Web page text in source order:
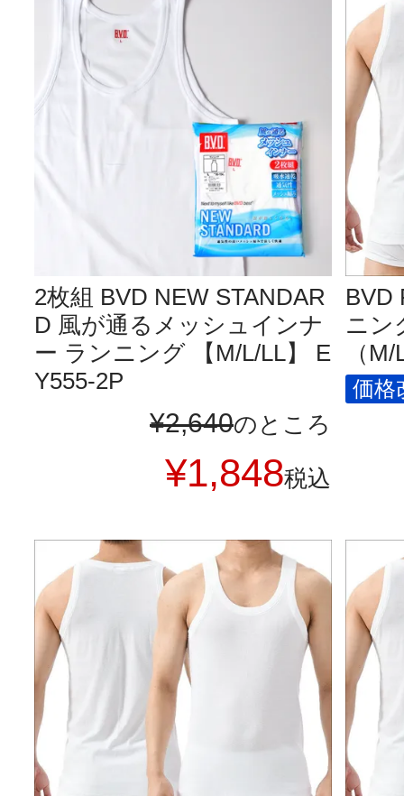
2枚組 BVD NEW STANDAR
D 風が通るメッシュインナ
ー ランニング 【M/L/LL】 E
Y555-2P
¥2,640のところ
¥1,848税込
BVD
ニン
（
価格